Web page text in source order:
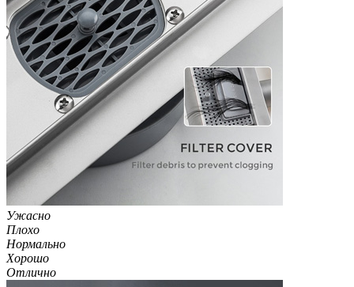
Ужасно
Плохо
Нормально
Хорошо
Отлично